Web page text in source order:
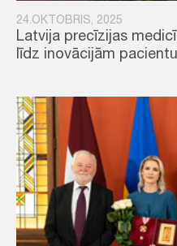
24.OKTOBRIS, 2025
Latvija precīzijas
līdz inovācijām